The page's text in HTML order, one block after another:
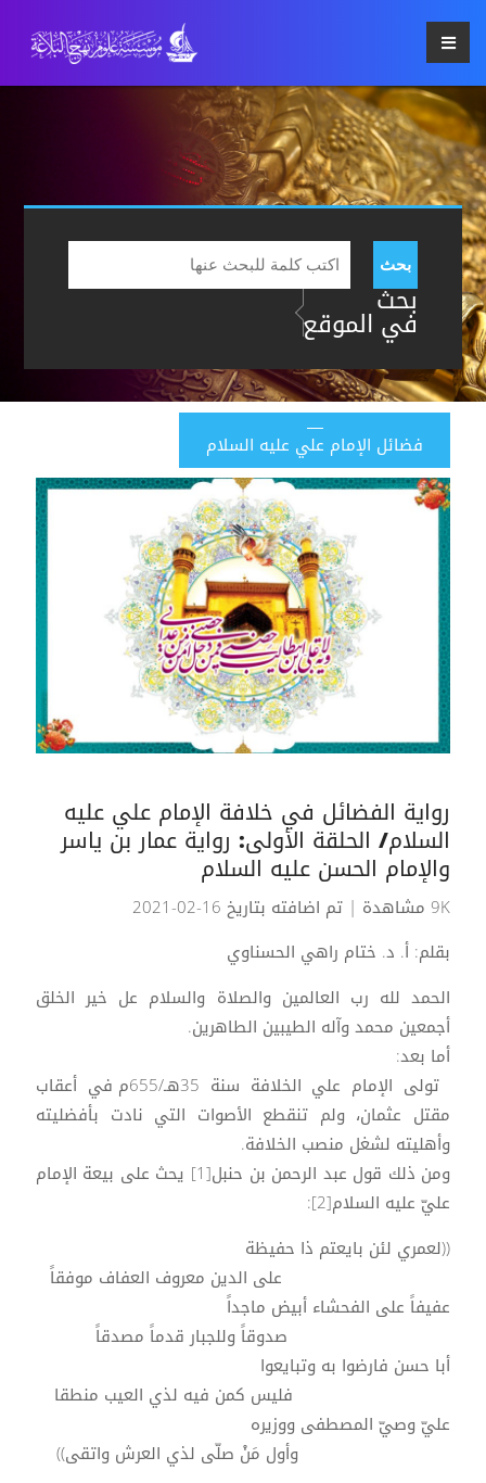
بحث
بحث
في الموقع
فضائل الإمام علي عليه السلام
رواية الفضائل في خلافة الإمام علي عليه
السلام/ الحلقة الأولى: رواية عمار بن ياسر
والإمام الحسن عليه السلام
9K مشاهدة
| تم اضافته بتاريخ 16-02-2021
بقلم: أ. د. ختام راهي الحسناوي
الحمد لله رب العالمين والصلاة والسلام عل خير الخلق
أجمعين محمد وآله الطيبين الطاهرين.
أما بعد:
تولى الإمام علي الخلافة سنة 35هـ/655م في أعقاب
مقتل عثمان، ولم تنقطع الأصوات التي نادت بأفضليته
وأهليته لشغل منصب الخلافة.
ومن ذلك قول عبد الرحمن بن حنبل[1] يحث على بيعة الإمام
عليّ عليه السلام[2]:
((لعمري لئن بايعتم ذا حفيظة
على الدين معروف العفاف موفقاً
عفيفاً على الفحشاء أبيض ماجداً
صدوقاً وللجبار قدماً مصدقاً
أبا حسن فارضوا به وتبايعوا
فليس كمن فيه لذي العيب منطقا
عليّ وصيّ المصطفى ووزيره
وأول مَنْ صلّى لذي العرش واتقى))